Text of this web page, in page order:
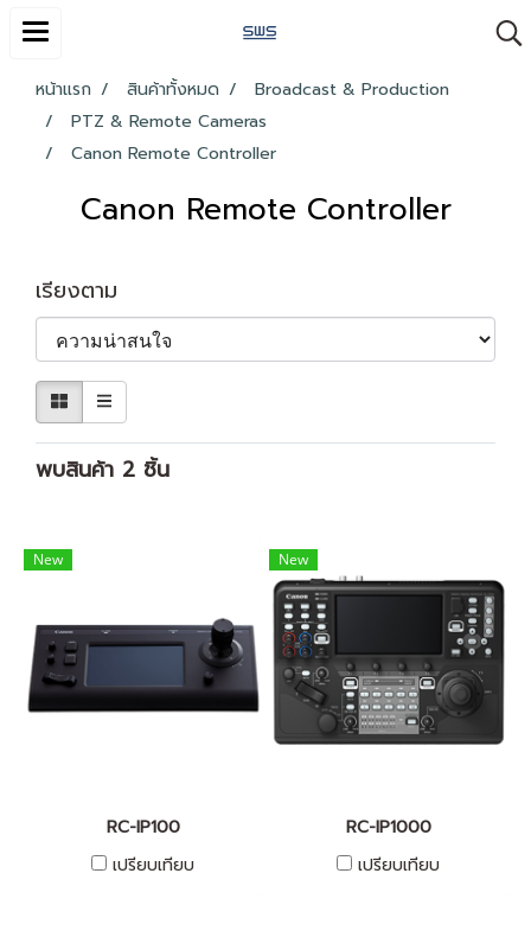
หน้าแรก สินค้าทั้งหมด
Broadcast & Production
PTZ & Remote Cameras
Canon Remote Controller
Canon Remote Controller
เรียงตาม
พบสินค้า 2 ชิ้น
New
RC-IP100
เปรียบเทียบ
New
RC-IP1000
เปรียบเทียบ